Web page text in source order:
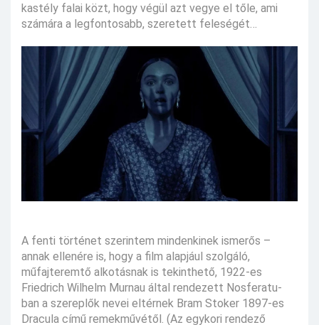
kastély falai közt, hogy végül azt vegye el tőle, ami
számára a legfontosabb, szeretett feleségét…
A fenti történet szerintem mindenkinek ismerős –
annak ellenére is, hogy a film alapjául szolgáló,
műfajteremtő alkotásnak is tekinthető, 1922-es
Friedrich Wilhelm Murnau által rendezett Nosferatu-
ban a szereplők nevei eltérnek Bram Stoker 1897-es
Dracula című remekművétől. (Az egykori rendező